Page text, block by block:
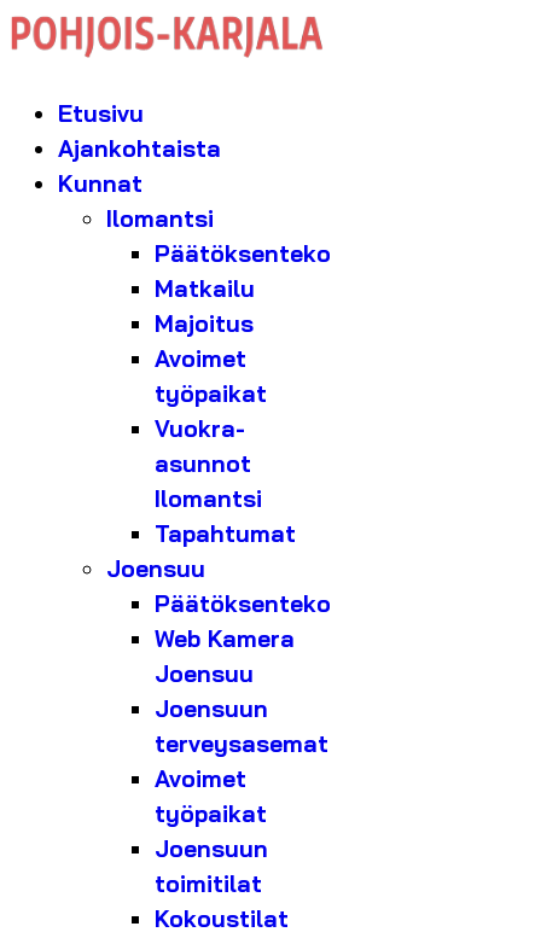
Etusivu
Ajankohtaista
Kunnat
Ilomantsi
Päätöksenteko
Matkailu
Majoitus
Avoimet
työpaikat
Vuokra-
asunnot
Ilomantsi
Tapahtumat
Joensuu
Päätöksenteko
Web Kamera
Joensuu
Joensuun
terveysasemat
Avoimet
työpaikat
Joensuun
toimitilat
Kokoustilat